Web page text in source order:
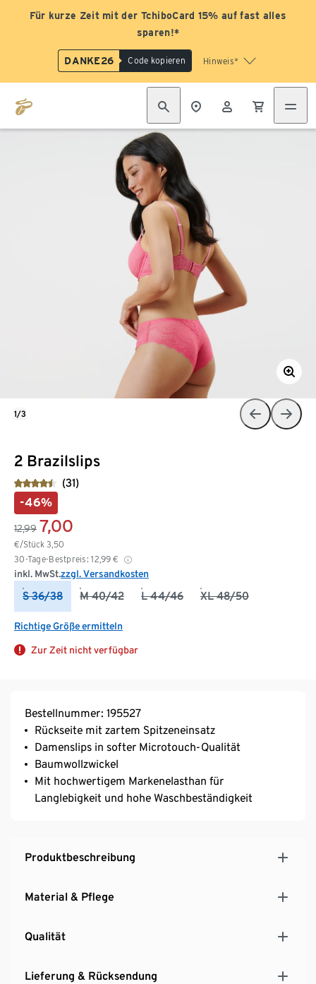
Für kurze Zeit mit der TchiboCard 15% auf fast alles
sparen!*
DANKE26 Code kopieren Hinweis*
2 Brazilslips
(31)
-46%
12,99 7,00
€/Stück 3,50
30-Tage-Bestpreis: 12,99 €
inkl. MwSt.zzgl. Versandkosten
S 36/38 M 40/42 L 44/46 XL 48/50
Richtige Größe ermitteln
Zur Zeit nicht verfügbar
1/3
Bestellnummer: 195527
Rückseite mit zartem Spitzeneinsatz
Damenslips in softer Microtouch-Qualität
Baumwollzwickel
Mit hochwertigem Markenelasthan für
Langlebigkeit und hohe Waschbeständigkeit
Produktbeschreibung
Material & Pflege
Qualität
Lieferung & Rücksendung